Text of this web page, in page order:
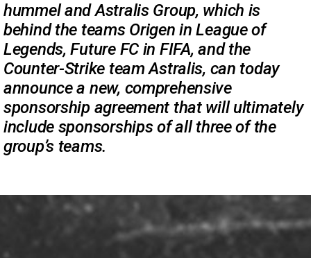
hummel and Astralis Group, which is
behind the teams Origen in League of
Legends, Future FC in FIFA, and the
Counter-Strike team Astralis, can today
announce a new, comprehensive
sponsorship agreement that will ultimately
include sponsorships of all three of the
group’s teams.